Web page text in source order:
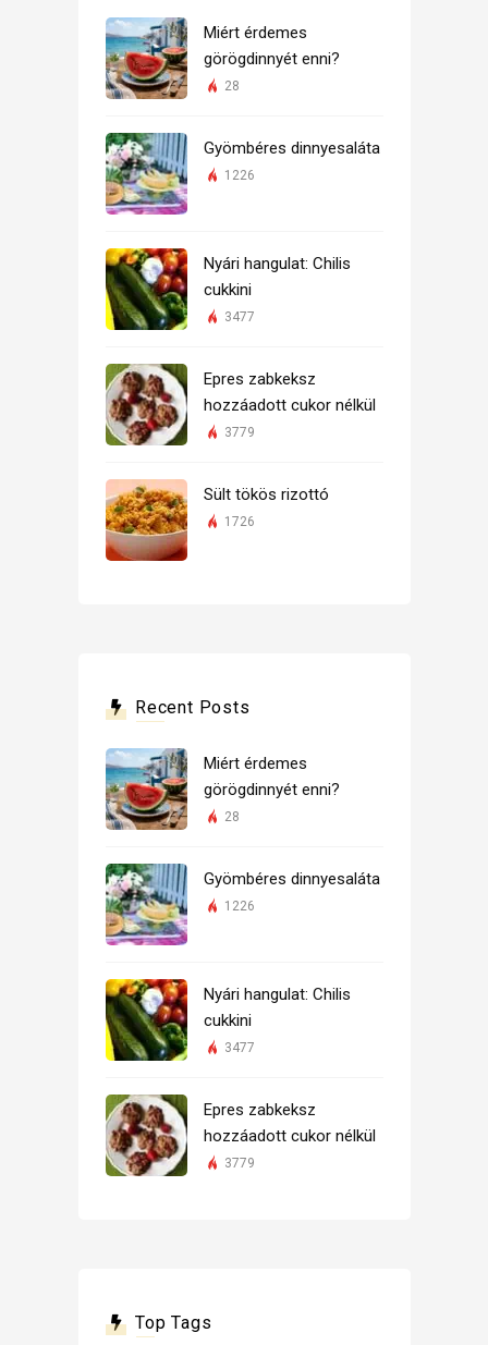
Miért érdemes
görögdinnyét enni?
28
Gyömbéres dinnyesaláta
1226
Nyári hangulat: Chilis
cukkini
3477
Epres zabkeksz
hozzáadott cukor nélkül
3779
Sült tökös rizottó
1726
Recent Posts
Miért érdemes
görögdinnyét enni?
28
Gyömbéres dinnyesaláta
1226
Nyári hangulat: Chilis
cukkini
3477
Epres zabkeksz
hozzáadott cukor nélkül
3779
Top Tags